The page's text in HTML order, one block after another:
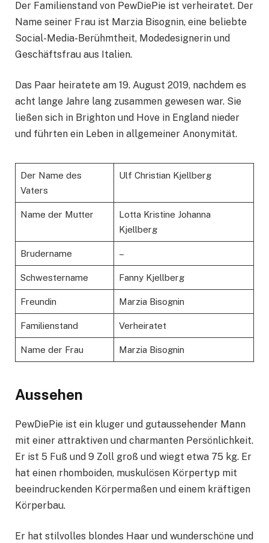
Der Familienstand von PewDiePie ist verheiratet. Der
Name seiner Frau ist Marzia Bisognin, eine beliebte
Social-Media-Berühmtheit, Modedesignerin und
Geschäftsfrau aus Italien.
Das Paar heiratete am 19. August 2019, nachdem es
acht lange Jahre lang zusammen gewesen war. Sie
ließen sich in Brighton und Hove in England nieder
und führten ein Leben in allgemeiner Anonymität.
Der Name des
Vaters
Ulf Christian Kjellberg
Name der Mutter
Lotta Kristine Johanna
Kjellberg
Brudername –
Schwestername Fanny Kjellberg
Freundin Marzia Bisognin
Familienstand Verheiratet
Name der Frau Marzia Bisognin
Aussehen
PewDiePie ist ein kluger und gutaussehender Mann
mit einer attraktiven und charmanten Persönlichkeit.
Er ist 5 Fuß und 9 Zoll groß und wiegt etwa 75 kg. Er
hat einen rhomboiden, muskulösen Körpertyp mit
beeindruckenden Körpermaßen und einem kräftigen
Körperbau.
Er hat stilvolles blondes Haar und wunderschöne und